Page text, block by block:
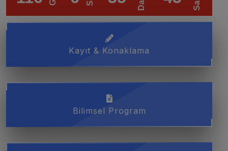
Kayıt & Konaklama
Bilimsel Program